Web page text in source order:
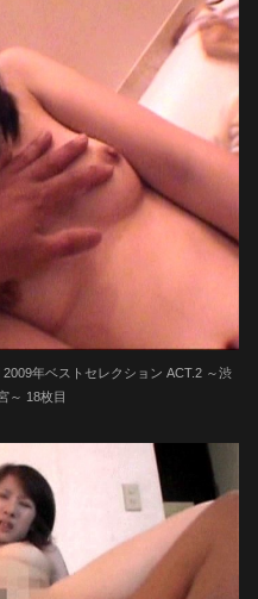
年ベストセレクション ACT.2 ～渋
～ 18枚目